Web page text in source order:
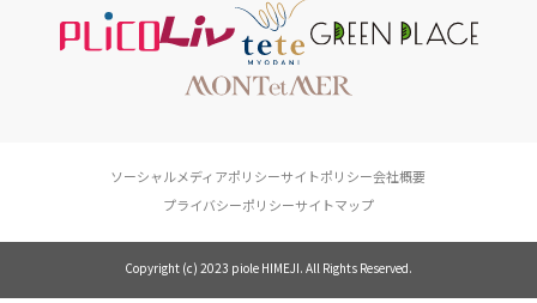
ソーシャルメディアポリシーサイトポリシー会社概要
プライバシーポリシーサイトマップ
Copyright (c) 2023 piole HIMEJI. All Rights Reserved.